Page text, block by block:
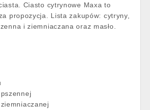
Ciasto cytrynowe Maxa to
propozycja. Lista zakupów: cytryny,
i ziemniaczana oraz masło.